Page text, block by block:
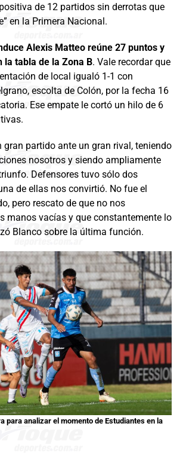
de 12 partidos sin derrotas que
en la Primera Nacional.
Alexis Matteo reúne 27 puntos y
la tabla de la Zona B. Vale recordar que
de local igualó 1-1 con
escolta de Colón, por la fecha 16
Ese empate le cortó un hilo de 6
gran partido ante un gran rival, teniendo
nosotros y siendo ampliamente
Defensores tuvo sólo dos
de ellas nos convirtió. No fue el
pero rescato de que no nos
manos vacías y que constantemente lo
Blanco sobre la última función.
para analizar el momento de Estudiantes en la